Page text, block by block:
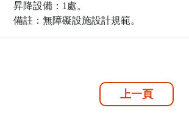
昇降設備：1處。
備註：無障礙設施設計規範。
上一頁